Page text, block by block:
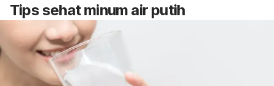
Tips sehat minum air putih